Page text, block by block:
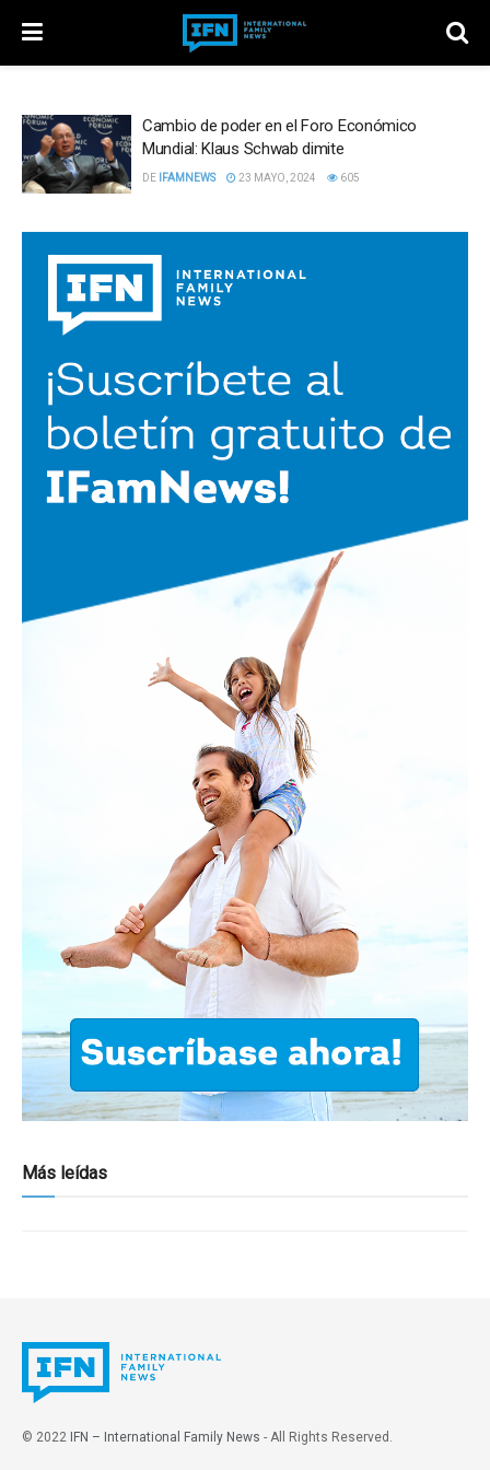
Cambio de poder en el Foro Económico
Mundial: Klaus Schwab dimite
DE IFAMNEWS 23 MAYO, 2024 605
Más leídas
© 2022 IFN – International Family News - All Rights Reserved.